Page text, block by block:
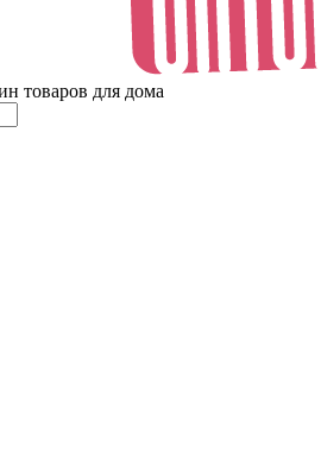
товаров для дома